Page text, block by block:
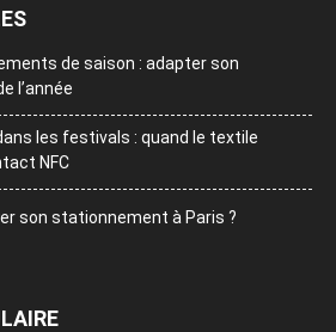
de saison : adapter son
l’année
les festivals : quand le textile
NFC
son stationnement à Paris ?